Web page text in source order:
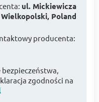
ul. Mickiewicza
Poland
producenta:
zgodności na